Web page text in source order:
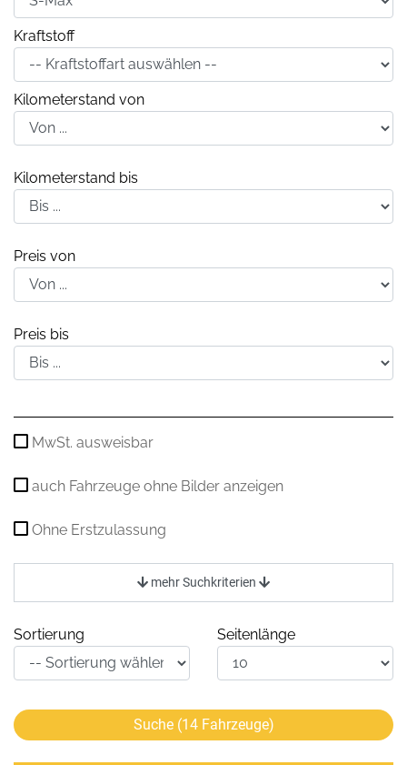
Kraftstoff
Kilometerstand von
Kilometerstand bis
Preis von
Preis bis
MwSt. ausweisbar
auch Fahrzeuge ohne Bilder anzeigen
Ohne Erstzulassung
mehr Suchkriterien
Sortierung Seitenlänge
Suche (14Fahrzeuge)